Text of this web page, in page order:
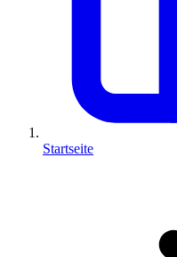
Startseite